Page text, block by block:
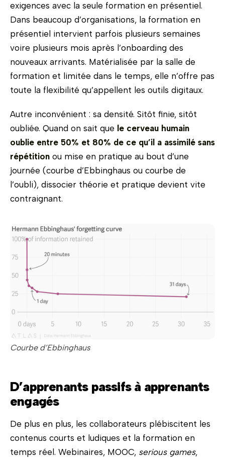
exigences avec la seule formation en présentiel.
Dans beaucoup d’organisations, la formation en
présentiel intervient parfois plusieurs semaines
voire plusieurs mois après l’onboarding des
nouveaux arrivants. Matérialisée par la salle de
formation et limitée dans le temps, elle n’offre pas
toute la flexibilité qu’appellent les outils digitaux.
Autre inconvénient : sa densité. Sitôt finie, sitôt
oubliée. Quand on sait que le cerveau humain
oublie entre 50% et 80% de ce qu’il a assimilé sans
répétition ou mise en pratique au bout d’une
journée (courbe d’Ebbinghaus ou courbe de
l’oubli), dissocier théorie et pratique devient vite
contraignant.
Courbe d’Ebbinghaus
D’apprenants passifs à apprenants
engagés
De plus en plus, les collaborateurs plébiscitent les
contenus courts et ludiques et la formation en
temps réel. Webinaires, MOOC, serious games,